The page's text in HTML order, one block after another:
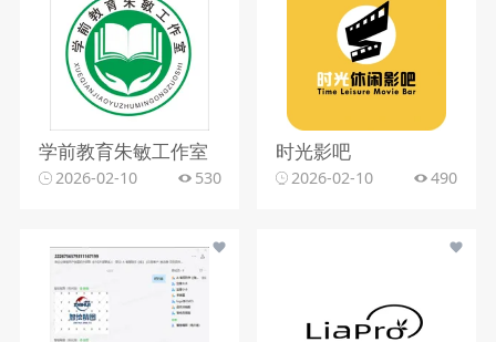
学前教育朱敏工作室
2026-02-10 530
时光影吧
2026-02-10 490